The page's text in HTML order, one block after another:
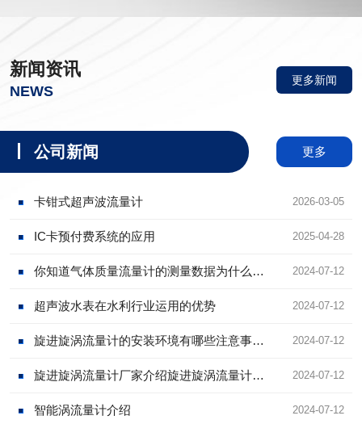
新闻资讯
NEWS
更多新闻
公司新闻 更多
卡钳式超声波流量计 2026-03-05
IC卡预付费系统的应用 2025-04-28
你知道气体质量流量计的测量数据为什么不
稳定么？
2024-07-12
超声波水表在水利行业运用的优势 2024-07-12
旋进旋涡流量计的安装环境有哪些注意事
项？
2024-07-12
旋进旋涡流量计厂家介绍旋进旋涡流量计的
结构和测量原理
2024-07-12
智能涡流量计介绍 2024-07-12